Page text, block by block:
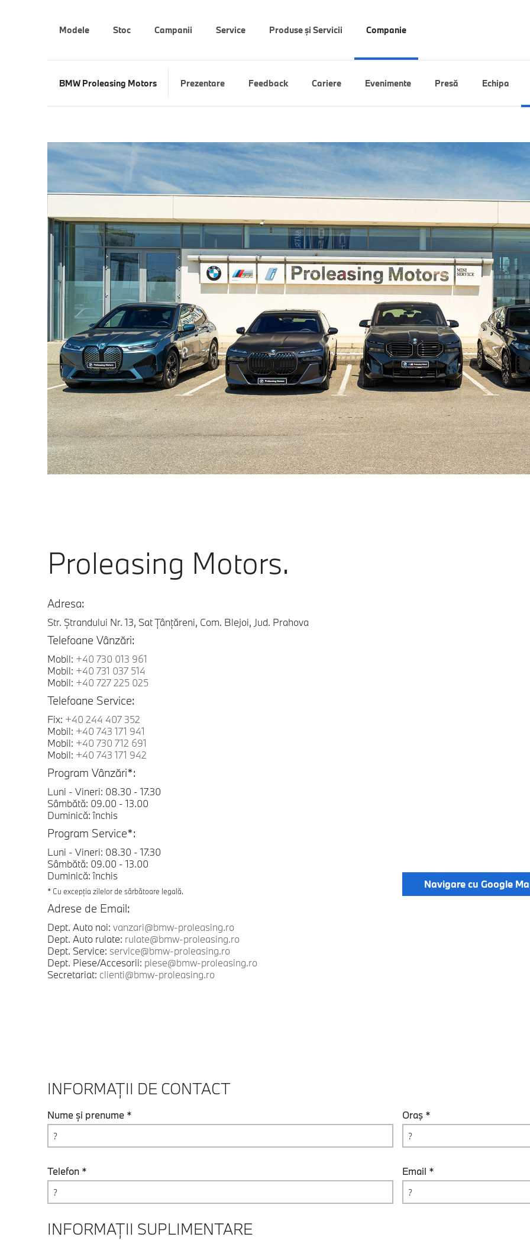
Modele Stoc Campanii Service Produse și Servicii Companie
BMW Proleasing Motors Prezentare Feedback Cariere Evenimente Presă Echipa
Proleasing Motors.
Adresa:
Str. Ștrandului Nr. 13, Sat Țânțăreni, Com. Blejoi, Jud. Prahova
Telefoane Vânzări:
Mobil: +40 730 013 961
Mobil: +40 731 037 514
Mobil: +40 727 225 025
Telefoane Service:
Fix: +40 244 407 352
Mobil: +40 743 171 941
Mobil: +40 730 712 691
Mobil: +40 743 171 942
Program Vânzări*:
Luni - Vineri: 08.30 - 17.30
Sâmbătă: 09.00 - 13.00
Duminică: închis
Program Service*:
Luni - Vineri: 08.30 - 17.30
Sâmbătă: 09.00 - 13.00
Duminică: închis
* Cu excepția zilelor de sărbătoare legală.
Adrese de Email:
Dept. Auto noi: vanzari@bmw-proleasing.ro
Dept. Auto rulate: rulate@bmw-proleasing.ro
Dept. Service: service@bmw-proleasing.ro
Dept. Piese/Accesorii: piese@bmw-proleasing.ro
Secretariat: clienti@bmw-proleasing.ro
Navigare cu Google
INFORMAȚII DE CONTACT
Nume și prenume * Oraş *
Telefon * Email *
INFORMAȚII SUPLIMENTARE